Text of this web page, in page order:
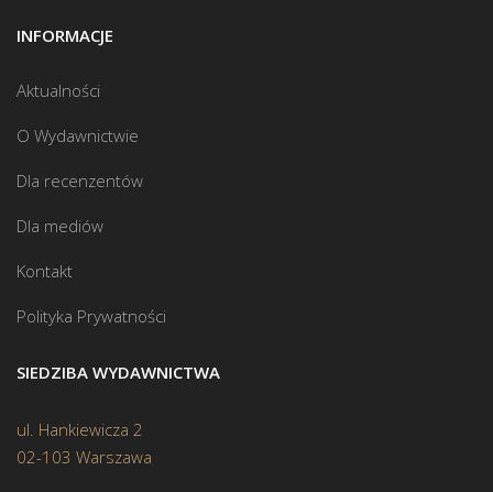
INFORMACJE
Aktualności
O Wydawnictwie
Dla recenzentów
Dla mediów
Kontakt
Polityka Prywatności
SIEDZIBA WYDAWNICTWA
ul. Hankiewicza 2
02-103 Warszawa